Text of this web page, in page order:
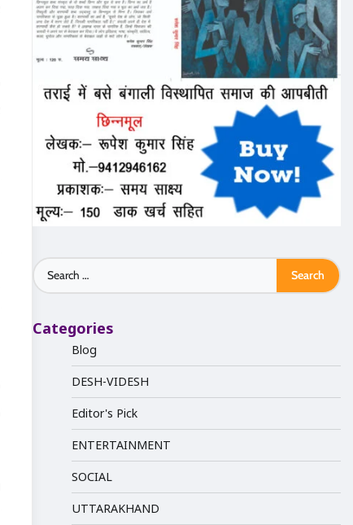
Search
for:
Categories
Blog
DESH-VIDESH
Editor's Pick
ENTERTAINMENT
SOCIAL
UTTARAKHAND